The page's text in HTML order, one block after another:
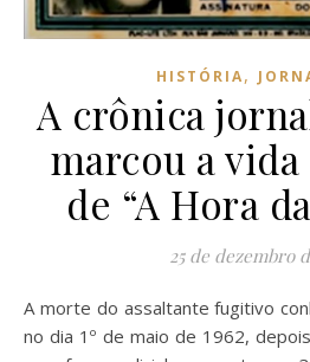
HISTÓRIA,
A crônica
marcou a
de “A Hora
25 de dezembro
A morte do assaltante fugitivo conhecido como Mineirinho,
no dia 1º de maio de 1962,